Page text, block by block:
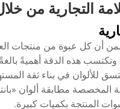
التجارية من
أن كل عبوة من منتجات
وتكتسب هذه الدقة أهميةً
للألوان في بناء ثقة
المخصصة مطابقة ألوان
المنتجة بكميات كبيرة.